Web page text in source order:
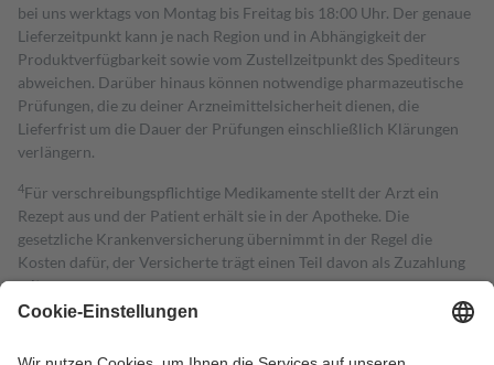
bei uns werktags von Montag bis Freitag bis 18:00 Uhr. Der genaue
Lieferzeitpunkt kann je nach Region und in Abhängigkeit der
Produktverfügbarkeit sowie vom Zustellzeitpunkt des Spediteurs
abweichen. Darüber hinaus können notwendige pharmazeutische
Prüfungen, die zu deiner Arzneimittelsicherheit dienen, die
Lieferfrist um die Dauer der Prüfungen einschließlich Klärungen
verlängern.
4Für verschreibungspflichtige Medikamente stellt der Arzt ein
Rezept aus und der Patient erhält sie in der Apotheke. Die
gesetzliche Krankenversicherung übernimmt in der Regel die
Kosten dafür, der Versicherte trägt einen Teil davon als Zuzahlung
mit.
Grundsätzlich leisten Mitglieder Zuzahlungen in Höhe von zehn
höchstens zehn Euro.
Es sind jedoch nie mehr als die tatsächlichen